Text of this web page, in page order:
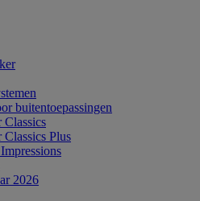
buitentoepassingen
Plus
2026